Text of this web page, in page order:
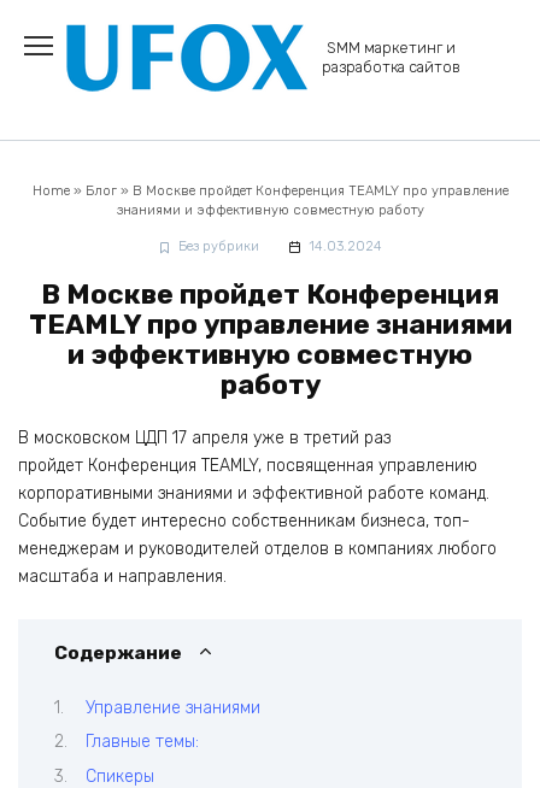
содержанию
SMM маркетинг и
разработка сайтов
Home» Блог» В Москве пройдет Конференция TEAMLY про управление
знаниями и эффективную совместную работу
Без рубрики 14.03.2024
В Москве пройдет Конференция
TEAMLY про управление знаниями
и эффективную совместную
работу
В московском ЦДП 17 апреля уже в третий раз
пройдет Конференция TEAMLY, посвященная управлению
корпоративными знаниями и эффективной работе команд.
Событие будет интересно собственникам бизнеса, топ-
менеджерам и руководителей отделов в компаниях любого
масштаба и направления.
Содержание
Управление знаниями
Главные темы:
Спикеры